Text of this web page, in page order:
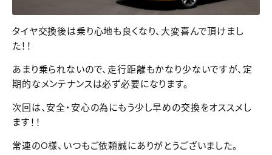
タイヤ交換後は乗り心地も良くなり、大変喜んで頂けまし
た！！
あまり乗られないので、走行距離もかなり少ないですが、定
期的なメンテナンスは必ず必要になります。
次回は、安全・安心の為にもう少し早めの交換をオススメし
ます！！
常連のO様、いつもご依頼誠にありがとうございました。